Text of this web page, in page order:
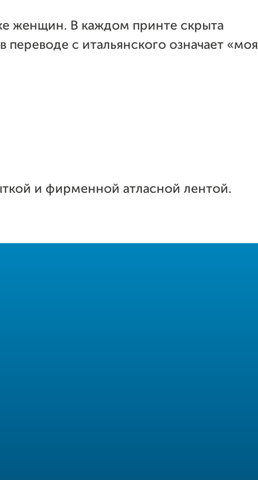
женщин. В каждом принте скрыта
с итальянского означает «моя
и фирменной атласной лентой.